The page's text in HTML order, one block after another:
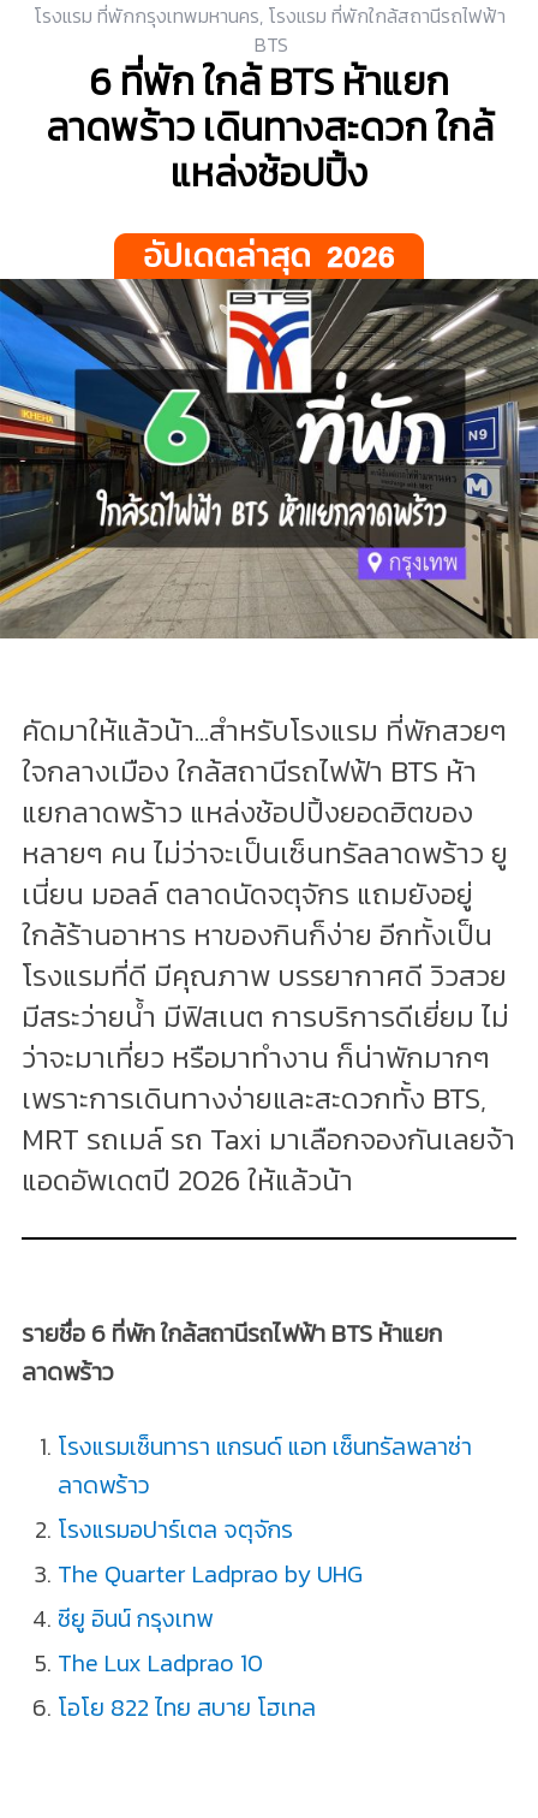
โรงแรม ที่พักกรุงเทพมหานคร, โรงแรม ที่พักใกล้สถานีรถไฟฟ้า
BTS
6 ที่พัก ใกล้ BTS ห้าแยก
ลาดพร้าว เดินทางสะดวก ใกล้
แหล่งช้อปปิ้ง
คัดมาให้แล้วน้า...สำหรับโรงแรม ที่พักสวยๆ
ใจกลางเมือง ใกล้สถานีรถไฟฟ้า BTS ห้า
แยกลาดพร้าว แหล่งช้อปปิ้งยอดฮิตของ
หลายๆ คน ไม่ว่าจะเป็นเซ็นทรัลลาดพร้าว ยู
เนี่ยน มอลล์ ตลาดนัดจตุจักร แถมยังอยู่
ใกล้ร้านอาหาร หาของกินก็ง่าย อีกทั้งเป็น
โรงแรมที่ดี มีคุณภาพ บรรยากาศดี วิวสวย
มีสระว่ายน้ำ มีฟิสเนต การบริการดีเยี่ยม ไม่
ว่าจะมาเที่ยว หรือมาทำงาน ก็น่าพักมากๆ
เพราะการเดินทางง่ายและสะดวกทั้ง BTS,
MRT รถเมล์ รถ Taxi มาเลือกจองกันเลยจ้า
แอดอัพเดตปี 2026 ให้แล้วน้า
รายชื่อ 6 ที่พัก ใกล้สถานีรถไฟฟ้า BTS ห้าแยก
ลาดพร้าว
โรงแรมเซ็นทารา แกรนด์ แอท เซ็นทรัลพลาซ่า
ลาดพร้าว
โรงแรมอปาร์เตล จตุจักร
The Quarter Ladprao by UHG
ซียู อินน์ กรุงเทพ
The Lux Ladprao 10
โอโย 822 ไทย สบาย โฮเทล